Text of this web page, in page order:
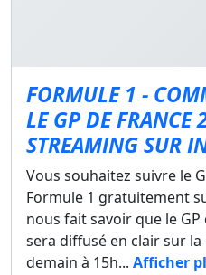
FORMULE 1 -
LE GP DE FRANCE
STREAMING SUR
Vous souhaitez suivre le
Formule 1 gratuitement
nous fait savoir que le GP
sera diffusé en clair sur
demain à 15h... Afficher